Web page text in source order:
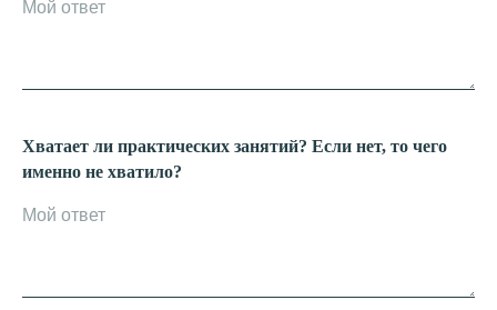
Хватает ли практических занятий? Если нет, то чего
именно не хватило?